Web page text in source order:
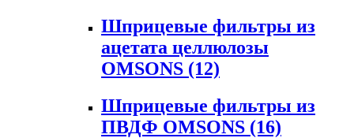
Шприцевые фильтры из
ацетата целлюлозы
OMSONS (12)
Шприцевые фильтры из
ПВДФ OMSONS (16)